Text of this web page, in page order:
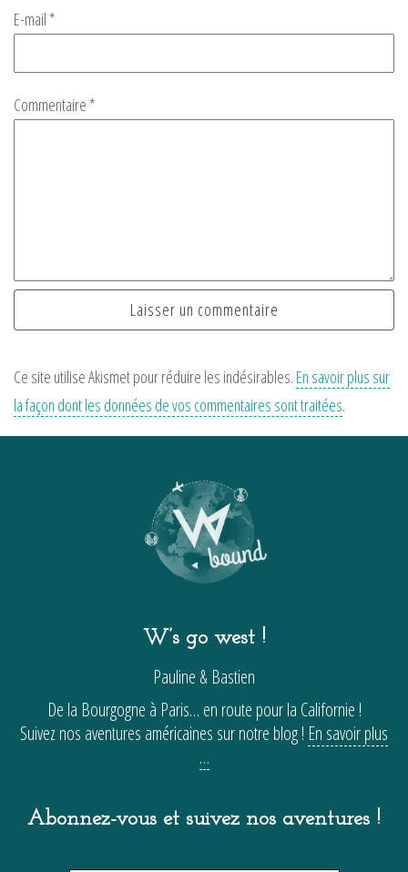
Commentaire *
E-mail *
Ce site utilise Akismet pour réduire les indésirables. En savoir plus sur
la façon dont les données de vos commentaires sont traitées.
W’s go west !
Pauline & Bastien
De la Bourgogne à Paris… en route pour la Californie !
Suivez nos aventures américaines sur notre blog ! En savoir plus
…
Abonnez-vous et suivez nos aventures !